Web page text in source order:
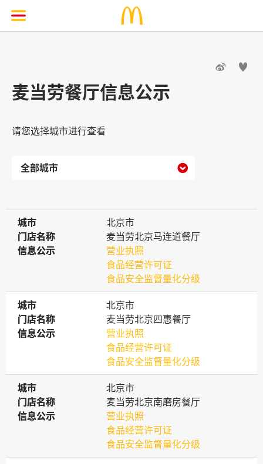
 
麦当劳餐厅信息公示
请您选择城市进行查看

城市
城市
北京市
门店名称
门店名称
麦当劳北京马连道餐厅
信息公示
信息公示
营业执照
食品经营许可证
食品安全监督量化分级
城市
城市
北京市
门店名称
门店名称
麦当劳北京四惠餐厅
信息公示
信息公示
营业执照
食品经营许可证
食品安全监督量化分级
城市
城市
北京市
门店名称
门店名称
麦当劳北京南磨房餐厅
信息公示
信息公示
营业执照
食品经营许可证
食品安全监督量化分级